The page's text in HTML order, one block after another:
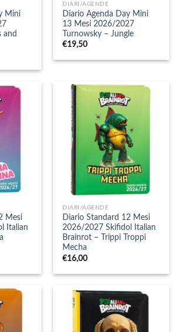
Mini
and
DIARI/AGENDE
Diario Agenda Day Mini
13 Mesi 2026/2027
Turnowsky – Jungle
€19,50
Mesi
Italian
DIARI/AGENDE
Diario Standard 12 Mesi
2026/2027 Skifidol Italian
Brainrot – Trippi Troppi
Mecha
€16,00